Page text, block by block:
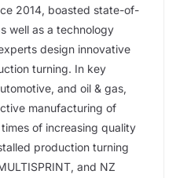
2014, boasted state-of-
well as a technology
design innovative
turning. In key
and oil & gas,
manufacturing of
of increasing quality
production turning
and NZ